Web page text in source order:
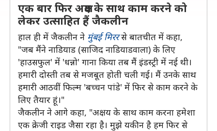
एक बार फिर अक्षय के साथ काम करने को
लेकर उत्साहित हैं जैकलीन
हाल ही में जैकलीन ने मुंबई मिररसे बातचीत में कहा,
"जब मैंने नाडियाड (साजिद नाडियाडवाला) के लिए
'हाउसफुल' में 'धन्नो' गाना किया तब मैं इंडस्ट्री में नई थी।
हमारी दोस्ती तब से मजबूत होती चली गई। मैं उनके साथ
हमारी आठवीं फिल्म 'बच्चन पांडे' में फिर से काम करने के
लिए तैयार हूं।"
जैकलीन ने आगे कहा, "अक्षय के साथ काम करना हमेशा
एक क्रेजी राइड जैसा रहा है। मुझे यकीन है हम फिर से